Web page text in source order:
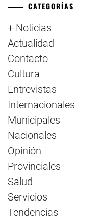
CATEGORÍAS
+ Noticias
Actualidad
Contacto
Cultura
Entrevistas
Internacionales
Municipales
Nacionales
Opinión
Provinciales
Salud
Servicios
Tendencias